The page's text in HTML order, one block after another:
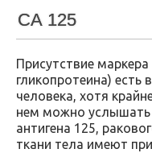
СА 125
Присутствие
гликопротеина) есть
человека, хотя
нем можно услышать
антигена 125,
ткани тела имеют